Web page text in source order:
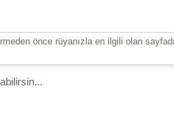
önce rüyanızla en ilgili olan